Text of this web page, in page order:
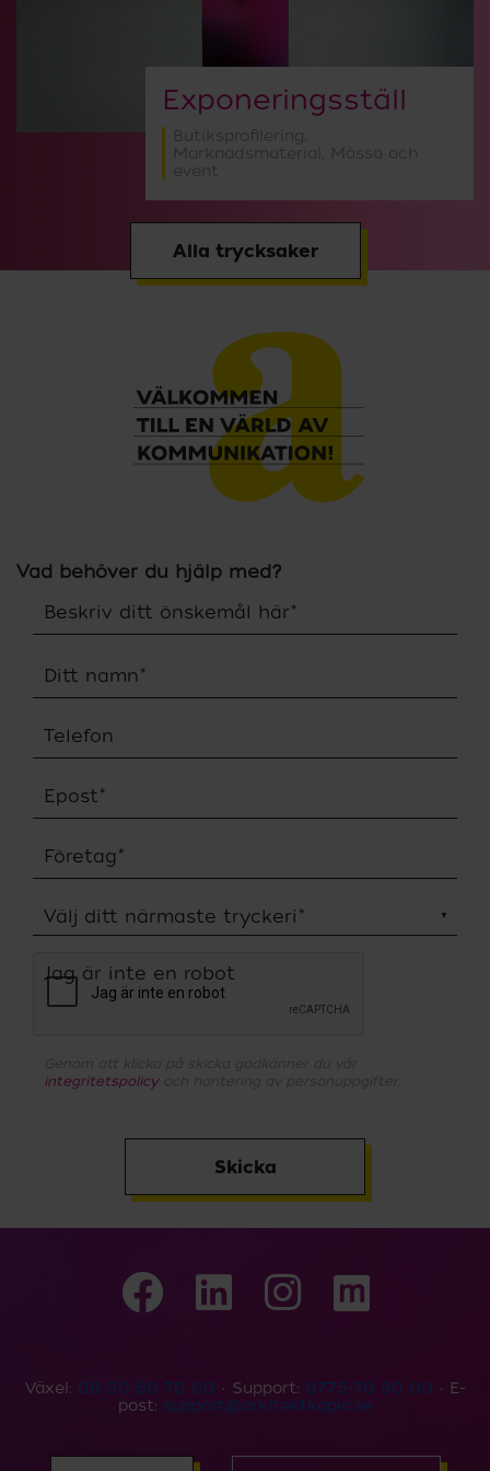
Exponeringsställ
Butiksprofilering
Marknadsmaterial
Mässa och
event
Alla trycksaker
Vad behöver du hjälp med?
Beskriv ditt önskemål här*
Ditt namn*
Telefon
Epost*
Företag *
Välj ditt närmaste tryckeri *
Jag är inte en robot
Genom att klicka på skicka godkänner du vår
integritetspolicyoch hantering av personuppgifter.
Skicka
Växel: 08-50 60 70 00 • Support: 0775-70 50 00 • E-
post: support@arkitektkopia.se